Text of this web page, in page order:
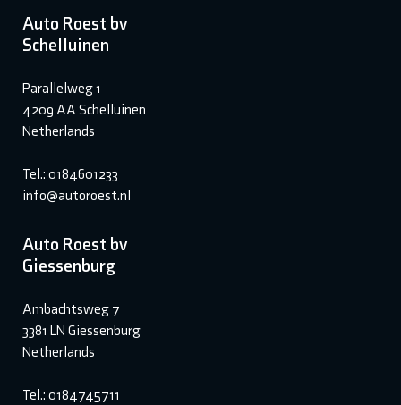
Auto Roest bv
Schelluinen
Parallelweg 1
4209 AA Schelluinen
Netherlands
Tel.: 0184601233
info@autoroest.nl
Auto Roest bv
Giessenburg
Ambachtsweg 7
3381 LN Giessenburg
Netherlands
Tel.: 0184745711